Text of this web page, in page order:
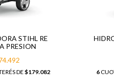
STIHL RE
PRESION
DE $179.082 6